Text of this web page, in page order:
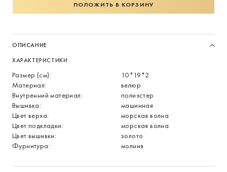
ПОЛОЖИТЬ В КОРЗИНУ
ОПИСАНИЕ
ХАРАКТЕРИСТИКИ
Размер (см):
10*19*2
Материал:
велюр
Внутренний материал:
полиэстер
Вышивка:
машинная
Цвет верха:
морская волна
Цвет подкладки:
морская волна
Цвет вышивки:
золото
Фурнитура:
молния